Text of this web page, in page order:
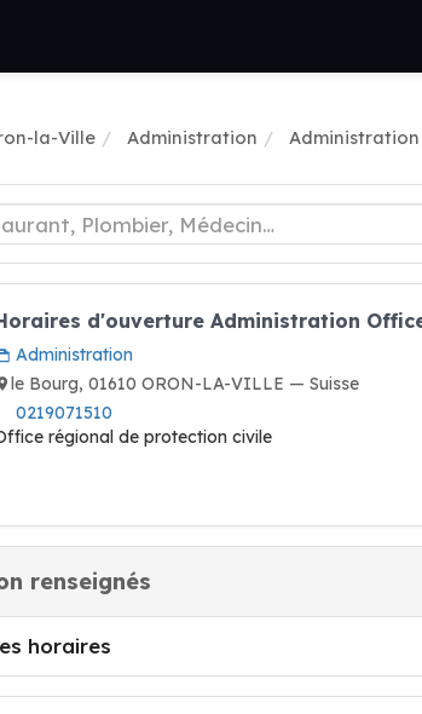
la-Ville Administration
d'ouverture Administration
Administration
le Bourg, 01610 ORON-LA-VILLE — Suisse
0219071510
régional de protection civile
renseignés
horaires